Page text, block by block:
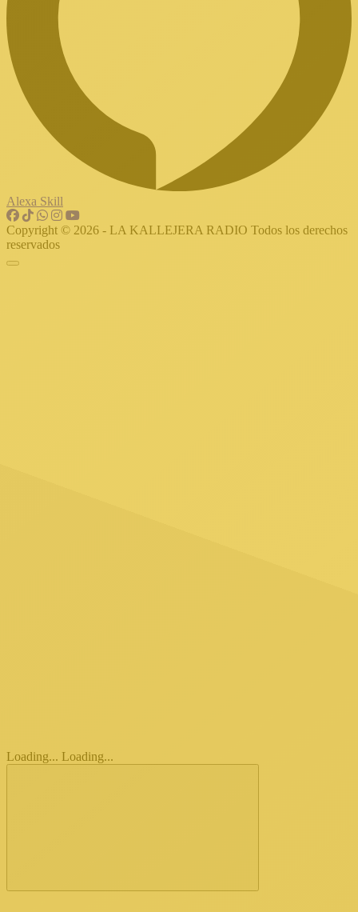
Alexa Skill
Copyright © 2026 - LA KALLEJERA RADIO Todos los derechos
reservados
Loading... Loading...